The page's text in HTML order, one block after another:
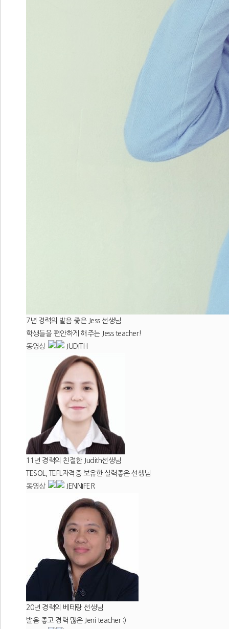
7년 경력의 발음 좋은 Jess 선생님
학생들을 편안하게 해주는 Jess teacher!
동영상
JUDITH
11년 경력의 친절한 Judith선생님
TESOL, TEFL자격증 보유한 실력좋은 선생님
동영상
JENNIFER
20년 경력의 베테랑 선생님
발음 좋고 경력 많은 Jeni teacher :)